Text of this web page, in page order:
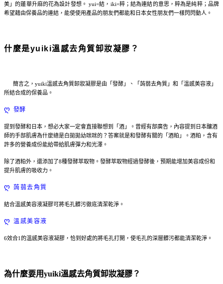
美」的蓮華升麻的花為設計發想。 yui=結，iki=粹；結為連結的意思，粹為是純粹；品牌
希望藉由保養品的連結，能使使用產品的朋友們都能和日本女性朋友們一樣閃閃動人。
什麼是yuiki溫感去角質卸妝凝膠？
簡言之，yuiki溫感去角質卸妝凝膠是由「發酵」、「蒟蒻去角質」和「溫感美容液」
所結合成的保養品。
ღ 發酵
提到發酵和日本，想必大家一定會直接聯想到「酒」。曾經有部廣告，內容提到日本釀酒
師的手部肌膚為什麼總是白拋拋幼咪咪的？答案就是和發酵有關的「酒粕」。酒粕，含有
許多的營養成份能給帶給肌膚彈力和光澤。
除了酒粕外，還添加了8種發酵萃取物。發酵萃取物經過發酵後，預期能增加美容成份和
提升肌膚的吸收力。
ღ 蒟蒻去角質
結合溫感美容液凝膠可將毛孔髒污徹底清潔乾淨。
ღ 溫感美容液
6效合1的溫感美容液凝膠，恰到好處的將毛孔打開，使毛孔的深層髒污都能清潔乾淨。
為什麼要用yuiki溫感去角質卸妝凝膠？